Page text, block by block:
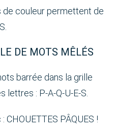
couleur permettent de
DE MOTS MÊLÉS
barrée dans la grille
lettres : P-A-Q-U-E-S.
PÂQUES !